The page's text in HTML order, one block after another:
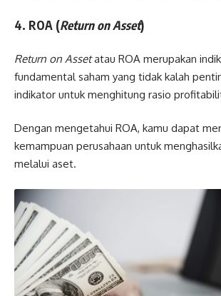
4. ROA (Return on Asset)
Return on Assetatau ROA merupakan
fundamental saham yang tidak kalah
indikator untuk menghitung rasio
Dengan mengetahui ROA, kamu dapat
kemampuan perusahaan untuk
melalui aset.